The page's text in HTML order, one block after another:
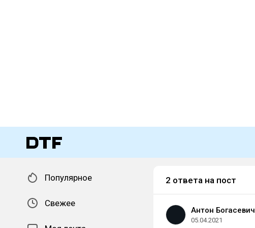
Популярное
Свежее
2 ответа на пост
Антон Богасевич
05.04.2021